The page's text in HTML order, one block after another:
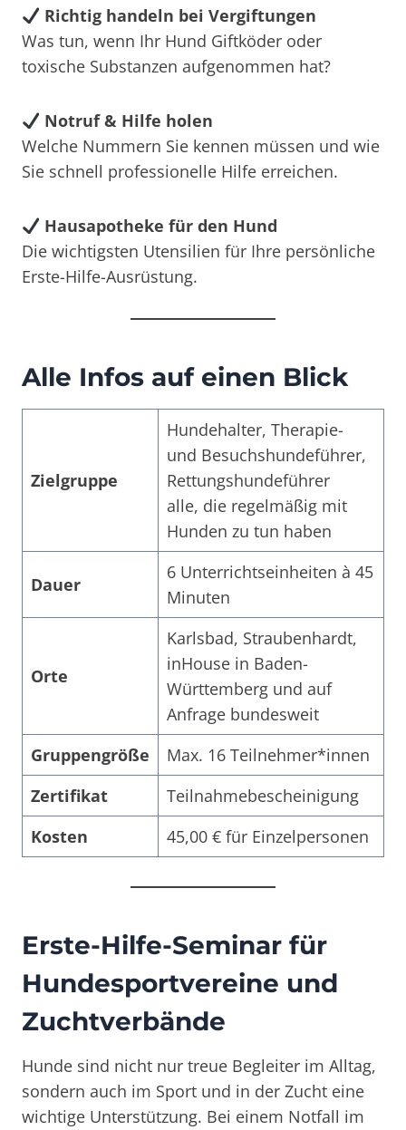
Richtig handeln bei Vergiftungen
Was tun, wenn Ihr Hund Giftköder oder
toxische Substanzen aufgenommen hat?
Notruf & Hilfe holen
Welche Nummern Sie kennen müssen und wie
Sie schnell professionelle Hilfe erreichen.
Hausapotheke für den Hund
Die wichtigsten Utensilien für Ihre persönliche
Erste-Hilfe-Ausrüstung.
Alle Infos auf einen Blick
Zielgruppe
Hundehalter, Therapie-
und Besuchshundeführer,
Rettungshundeführer
alle, die regelmäßig mit
Hunden zu tun haben
Dauer
6 Unterrichtseinheiten à 45
Minuten
Orte
Karlsbad, Straubenhardt,
inHouse in Baden-
Württemberg und auf
Anfrage bundesweit
Gruppengröße
Max. 16 Teilnehmer*innen
Zertifikat
Teilnahmebescheinigung
Kosten
45,00 € für Einzelpersonen
Erste-Hilfe-Seminar für
Hundesportvereine und
Zuchtverbände
Hunde sind nicht nur treue Begleiter im Alltag,
sondern auch im Sport und in der Zucht eine
wichtige Unterstützung. Bei einem Notfall im